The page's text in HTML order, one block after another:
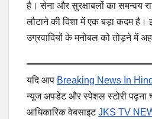
है। सेना और सुरक्षाबलों का समन्वय
लौटाने की दिशा में एक बड़ा कदम है।
उग्रवादियों के मनोबल को तोड़ने में
यदि आप Breaking News In
न्यूज अपडेट और स्पेशल स्टोरी पढ़ना
आधिकारिक वेबसाइटJKS TV